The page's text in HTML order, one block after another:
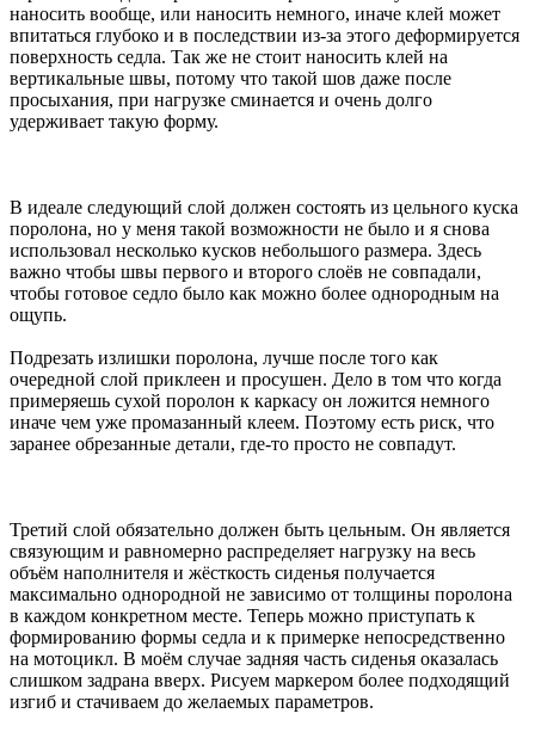
наносить вообще, или наносить немного, иначе клей может
впитаться глубоко и в последствии из-за этого деформируется
поверхность седла. Так же не стоит наносить клей на
вертикальные швы, потому что такой шов даже после
просыхания, при нагрузке сминается и очень долго
удерживает такую форму.
В идеале следующий слой должен состоять из цельного куска
поролона, но у меня такой возможности не было и я снова
использовал несколько кусков небольшого размера. Здесь
важно чтобы швы первого и второго слоёв не совпадали,
чтобы готовое седло было как можно более однородным на
ощупь.
Подрезать излишки поролона, лучше после того как
очередной слой приклеен и просушен. Дело в том что когда
примеряешь сухой поролон к каркасу он ложится немного
иначе чем уже промазанный клеем. Поэтому есть риск, что
заранее обрезанные детали, где-то просто не совпадут.
Третий слой обязательно должен быть цельным. Он является
связующим и равномерно распределяет нагрузку на весь
объём наполнителя и жёсткость сиденья получается
максимально однородной не зависимо от толщины поролона
в каждом конкретном месте. Теперь можно приступать к
формированию формы седла и к примерке непосредственно
на мотоцикл. В моём случае задняя часть сиденья оказалась
слишком задрана вверх. Рисуем маркером более подходящий
изгиб и стачиваем до желаемых параметров.